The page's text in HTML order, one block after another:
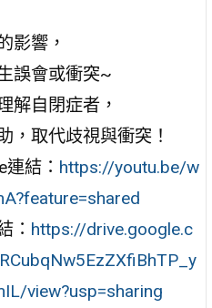
影響，
誤會或衝突~
解自閉症者，
，取代歧視與衝突！
結： https://youtu.be/w
： https://drive.google.c
view?usp=sharing